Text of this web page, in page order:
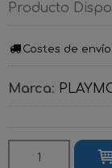
Producto
Costes de envío
Marca: